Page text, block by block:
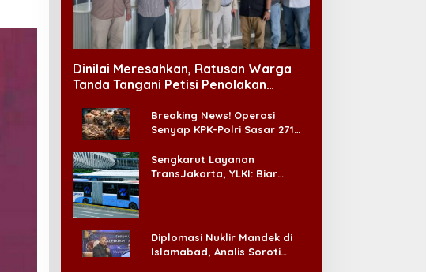
Dinilai Meresahkan, Ratusan Warga
Tanda Tangani Petisi Penolakan
Breaking News! Operasi
Senyap KPK-Polri Sasar 271
Ada ‘Badai Pemeriksaan’
Sengkarut Layanan
TransJakarta, YLKI: Biar
Diplomasi Nuklir Mandek di
Islamabad, Analis Soroti